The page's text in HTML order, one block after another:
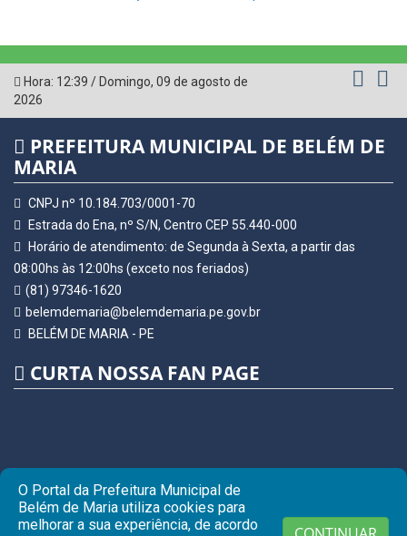
Hora: 12:39 / Domingo, 09 de agosto de
2026
PREFEITURA MUNICIPAL DE BELÉM DE
MARIA
CNPJ nº 10.184.703/0001-70
Estrada do Ena, nº S/N, Centro CEP 55.440-000
Horário de atendimento: de Segunda à Sexta, a partir das
08:00hs às 12:00hs (exceto nos feriados)
(81) 97346-1620
belemdemaria@belemdemaria.pe.gov.br
BELÉM DE MARIA - PE
CURTA NOSSA FAN PAGE
O Portal da Prefeitura Municipal de
Belém de Maria utiliza cookies para
melhorar a sua experiência, de acordo